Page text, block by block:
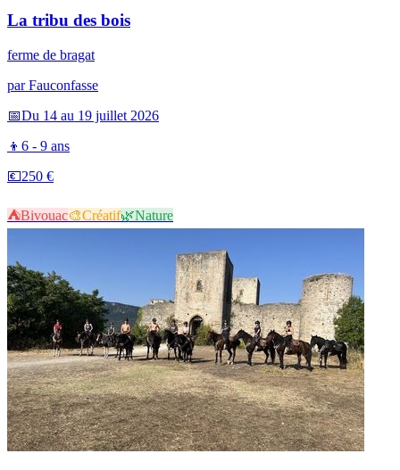
La tribu des bois
ferme de bragat
parFauconfasse
📅Du 14 au 19 juillet 2026
👦 6 - 9 ans
💶250 €
⛺Bivouac🎨Créatif🌿Nature